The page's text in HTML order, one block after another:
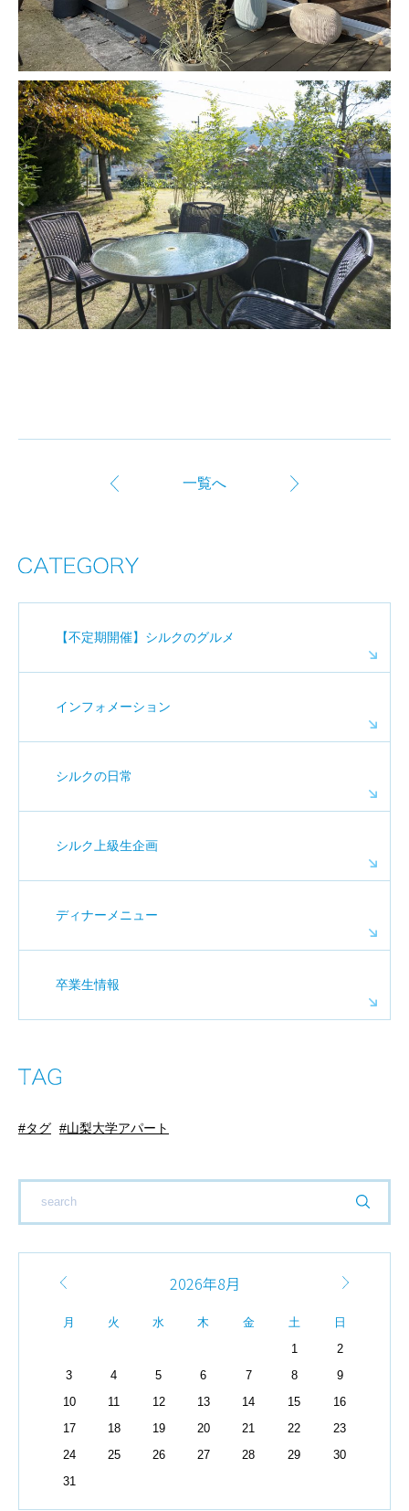
一覧へ
【不定期開催】シルクのグルメ
インフォメーション
シルクの日常
シルク上級生企画
ディナーメニュー
卒業生情報
タグ 山梨大学アパート
2026年8月
月 火 水 木 金 土
日
1
2
3
4 5 6 7 8
9
10
11 12 13 14 15
16
17
18 19 20 21 22
23
24
25 26 27 28 29
30
31